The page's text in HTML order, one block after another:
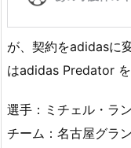
が、契約をadidasに
はadidas Predator を
選手：ミチェル・ラ
チーム：名古屋グラ